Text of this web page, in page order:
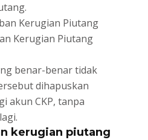
Kerugian Piutang
Kerugian Piutang
benar-benar tidak
dihapuskan
akun CKP, tanpa
kerugian piutang